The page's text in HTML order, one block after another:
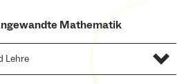
Mathematik
Lehre